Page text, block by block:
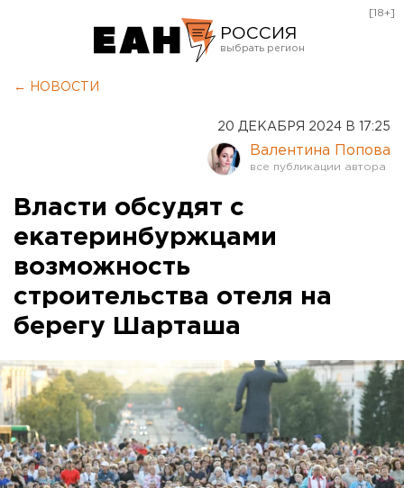
РОССИЯ
Курган
Оренбург
[18+]
← НОВОСТИ
20 ДЕКАБРЯ 2024 В 17:25
Валентина Попова
Власти обсудят с
екатеринбуржцами
возможность
строительства отеля на
берегу Шарташа